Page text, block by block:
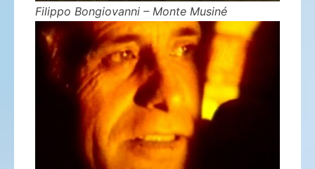
Filippo Bongiovanni – Monte Musiné